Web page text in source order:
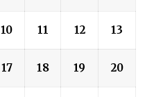
10 11 12 13
17 18 19 20